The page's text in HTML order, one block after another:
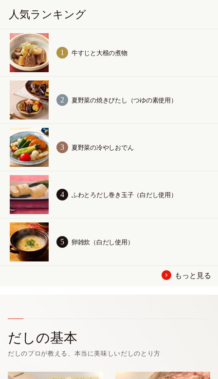
人気ランキング
牛すじと大根の煮物
夏野菜の焼きびたし（つゆの素使用）
夏野菜の冷やしおでん
ふわとろだし巻き玉子（白だし使用）
卵雑炊（白だし使用）
もっと見る
だしの基本
だしのプロが教える、本当に美味しいだしのとり方